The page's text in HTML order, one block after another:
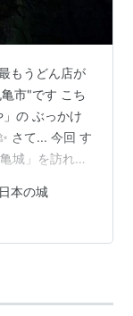
もうどん店が
市"です こち
の ぶっかけ
さて... 今回 す
城」を訪れま
ですが その
る標高66m
しています 現
日本の城